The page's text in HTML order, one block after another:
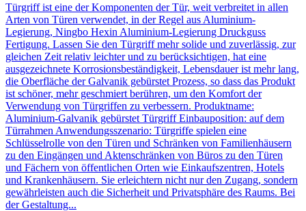
Türgriff ist eine der Komponenten der Tür, weit verbreitet in allen
Arten von Türen verwendet, in der Regel aus Aluminium-
Legierung, Ningbo Hexin Aluminium-Legierung Druckguss
Fertigung. Lassen Sie den Türgriff mehr solide und zuverlässig, zur
gleichen Zeit relativ leichter und zu berücksichtigen, hat eine
ausgezeichnete Korrosionsbeständigkeit, Lebensdauer ist mehr lang,
die Oberfläche der Galvanik gebürstet Prozess, so dass das Produkt
ist schöner, mehr geschmiert berühren, um den Komfort der
Verwendung von Türgriffen zu verbessern. Produktname:
Aluminium-Galvanik gebürstet Türgriff Einbauposition: auf dem
Türrahmen Anwendungsszenario: Türgriffe spielen eine
Schlüsselrolle von den Türen und Schränken von Familienhäusern
zu den Eingängen und Aktenschränken von Büros zu den Türen
und Fächern von öffentlichen Orten wie Einkaufszentren, Hotels
und Krankenhäusern. Sie erleichtern nicht nur den Zugang, sondern
gewährleisten auch die Sicherheit und Privatsphäre des Raums. Bei
der Gestaltung...